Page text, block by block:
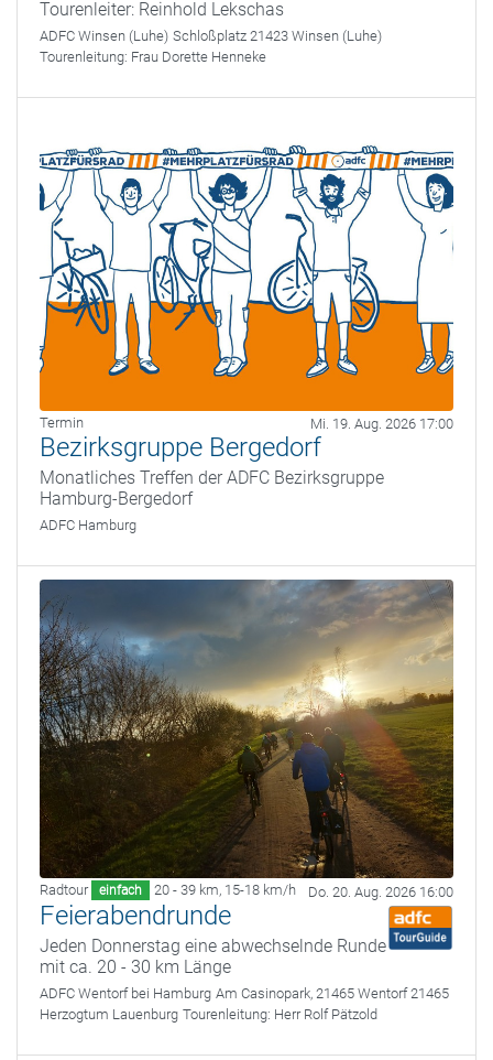
Tourenleiter: Reinhold Lekschas
ADFC Winsen (Luhe) Schloßplatz 21423 Winsen (Luhe)
Tourenleitung: Frau Dorette Henneke
Termin Mi. 19. Aug. 2026 17:00
Bezirksgruppe Bergedorf
Monatliches Treffen der ADFC Bezirksgruppe
Hamburg-Bergedorf
ADFC Hamburg
Radtour einfach 20 - 39 km, 15-18 km/h Do. 20. Aug. 2026 16:00
Feierabendrunde
Jeden Donnerstag eine abwechselnde Runde
mit ca. 20 - 30 km Länge
ADFC Wentorf bei Hamburg Am Casinopark, 21465 Wentorf 21465
Herzogtum Lauenburg Tourenleitung: Herr Rolf Pätzold